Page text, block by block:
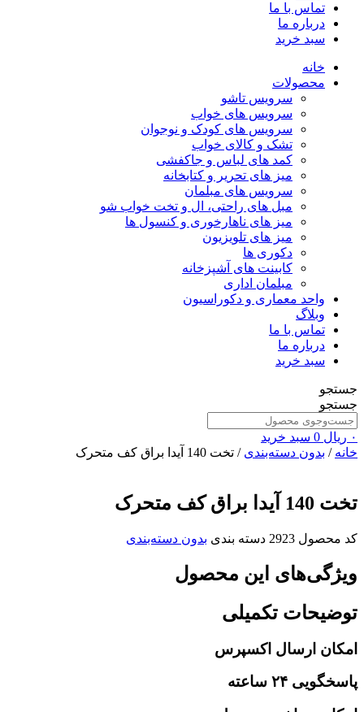
تماس با ما
درباره ما
سبد خرید
خانه
محصولات
سرویس تاشو
سرویس های خواب
سرویس های کودک و نوجوان
تشک و کالای خواب
کمد های لباس و جاکفشی
میز های تحریر و کتابخانه
سرویس های مبلمان
مبل های راحتی، ال و تخت خواب شو
میز های ناهارخوری و کنسول ها
میز های تلویزیون
دکوری ها
کابینت های آشپزخانه
مبلمان اداری
واحد معماری و دکوراسیون
وبلاگ
تماس با ما
درباره ما
سبد خرید
جستجو
جستجو
۰ ریال 0 سبد خرید
خانه / بدون دسته‌بندی / تخت 140 آیدا براق کف متحرک
تخت 140 آیدا براق کف متحرک
کد محصول 2923 دسته بندی بدون دسته‌بندی
ویژگی‌های این محصول
توضیحات تکمیلی
امکان ارسال اکسپرس
پاسخگویی ۲۴ ساعته